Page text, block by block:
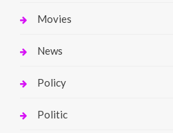
Movies
News
Policy
Politic